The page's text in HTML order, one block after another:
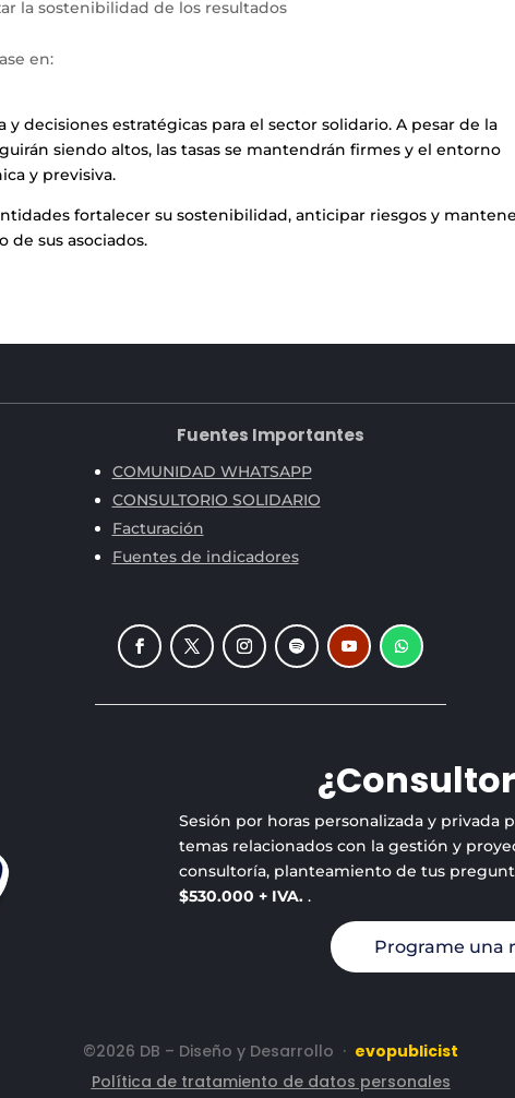
la sostenibilidad de los resultados
en:
y decisiones estratégicas para el sector solidario. A pesar de la
siendo altos, las tasas se mantendrán firmes y el entorno
y previsiva.
fortalecer su sostenibilidad, anticipar riesgos y
sus asociados.
Fuentes Importantes
COMUNIDAD WHATSAPP
CONSULTORIO SOLIDARIO
Facturación
Fuentes de indicadores
Sesión por horas personalizada y privada
temas relacionados con la gestión y
consultoría, planteamiento de tus
$530.000 + IVA. .
Programe una
©2026 DB – Diseño y Desarrollo · evopublicist
Política de tratamiento de datos personales